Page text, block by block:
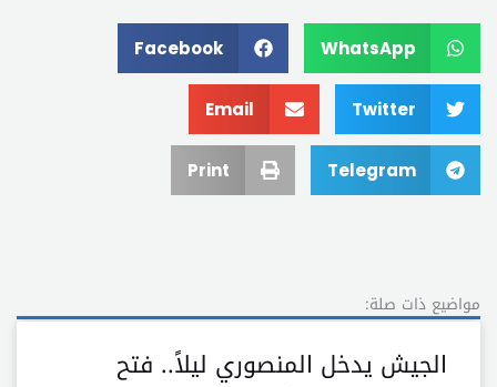
WhatsApp
Facebook
Twitter
Email
Telegram
Print
مواضيع ذات صلة:
الجيش يدخل المنصوري ليلاً.. فتح